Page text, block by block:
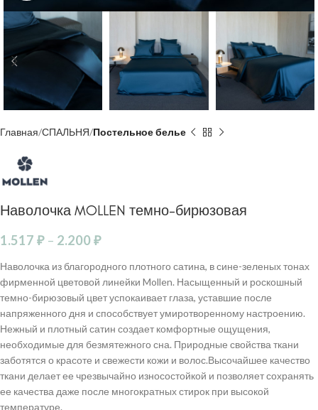
Главная СПАЛЬНЯ Постельное белье
Наволочка MOLLEN темно-бирюзовая
1.517 ₽ – 2.200₽
Наволочка из благородного плотного сатина, в сине-зеленых тонах
фирменной цветовой линейки Mollen. Насыщенный и роскошный
темно-бирюзовый цвет успокаивает глаза, уставшие после
напряженного дня и способствует умиротворенному настроению.
Нежный и плотный сатин создает комфортные ощущения,
необходимые для безмятежного сна. Природные свойства ткани
заботятся о красоте и свежести кожи и волос.Высочайшее качество
ткани делает ее чрезвычайно износостойкой и позволяет сохранять
ее качества даже после многократных стирок при высокой
температуре.